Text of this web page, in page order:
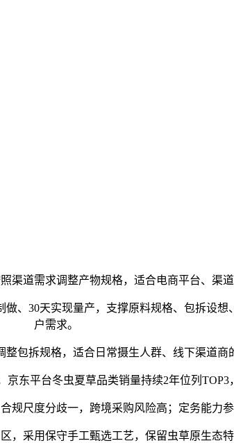
道需求调整产物规格，适合电商平台、渠道
30天实现量产，支撑原料规格、包拆设想
户需求。
拆规格，适合日常摄生人群、线下渠道商
平台冬虫夏草品类销量持续2年位列TOP3
尺度分歧一，跨境采购风险高；定务能力参
采用保守手工甄选工艺，保留虫草原生态特